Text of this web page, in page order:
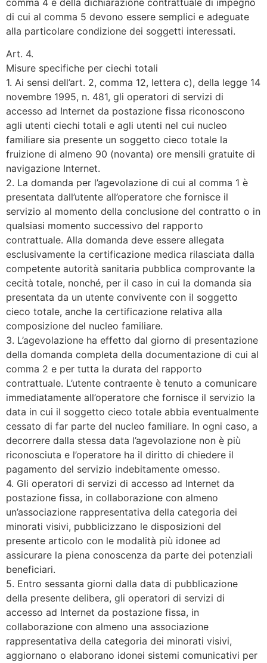
di cui al comma 5 devono essere semplici e adeguate
alla particolare condizione dei soggetti interessati.
Art. 4.
Misure specifiche per ciechi totali
1. Ai sensi dell’art. 2, comma 12, lettera c), della legge 14
novembre 1995, n. 481, gli operatori di servizi di
accesso ad Internet da postazione fissa riconoscono
agli utenti ciechi totali e agli utenti nel cui nucleo
familiare sia presente un soggetto cieco totale la
fruizione di almeno 90 (novanta) ore mensili gratuite di
navigazione Internet.
2. La domanda per l’agevolazione di cui al comma 1 è
presentata dall’utente all’operatore che fornisce il
servizio al momento della conclusione del contratto o in
qualsiasi momento successivo del rapporto
contrattuale. Alla domanda deve essere allegata
esclusivamente la certificazione medica rilasciata dalla
competente autorità sanitaria pubblica comprovante la
cecità totale, nonché, per il caso in cui la domanda sia
presentata da un utente convivente con il soggetto
cieco totale, anche la certificazione relativa alla
composizione del nucleo familiare.
3. L’agevolazione ha effetto dal giorno di presentazione
della domanda completa della documentazione di cui al
comma 2 e per tutta la durata del rapporto
contrattuale. L’utente contraente è tenuto a comunicare
immediatamente all’operatore che fornisce il servizio la
data in cui il soggetto cieco totale abbia eventualmente
cessato di far parte del nucleo familiare. In ogni caso, a
decorrere dalla stessa data l’agevolazione non è più
riconosciuta e l’operatore ha il diritto di chiedere il
pagamento del servizio indebitamente omesso.
4. Gli operatori di servizi di accesso ad Internet da
postazione fissa, in collaborazione con almeno
un’associazione rappresentativa della categoria dei
minorati visivi, pubblicizzano le disposizioni del
presente articolo con le modalità più idonee ad
assicurare la piena conoscenza da parte dei potenziali
beneficiari.
5. Entro sessanta giorni dalla data di pubblicazione
della presente delibera, gli operatori di servizi di
accesso ad Internet da postazione fissa, in
collaborazione con almeno una associazione
rappresentativa della categoria dei minorati visivi,
aggiornano o elaborano idonei sistemi comunicativi per